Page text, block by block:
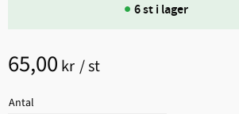
65,00 kr /st
Antal
6 st i lager